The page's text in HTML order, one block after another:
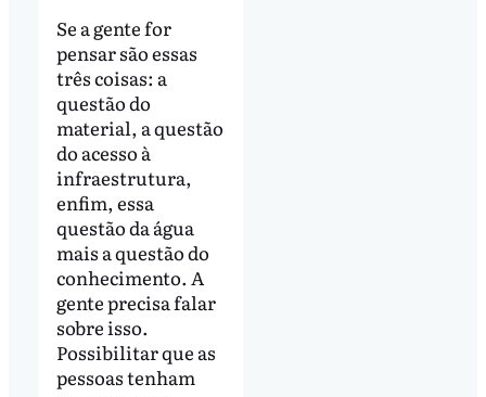
Se a gente for
pensar são essas
três coisas: a
questão do
material, a questão
do acesso à
infraestrutura,
enfim, essa
questão da água
mais a questão do
conhecimento. A
gente precisa falar
sobre isso.
Possibilitar que as
pessoas tenham